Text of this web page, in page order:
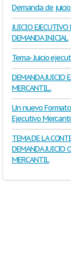
Demanda de
JUICIO
DEMANDA INICIAL
Tema- Juicio
DEMANDA JUICIO
MERCANTIL..
Un nuevo
Ejecutivo
TEMA DE LA
DEMANDA JUICIO
MERCANTIL